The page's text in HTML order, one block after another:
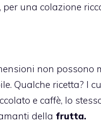
, per una colazione
non possono
Qualche ricetta? I
e caffè, lo
della frutta.